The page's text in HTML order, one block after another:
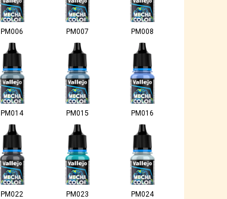
PM006 PM007 PM008
PM014 PM015 PM016
PM022 PM023 PM024